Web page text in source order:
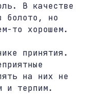
В качестве
болото, но
то хорошем.
принятия.
на них не
и терпим.